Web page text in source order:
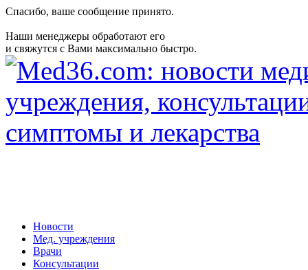
Спасибо, ваше сообщение принято.
Наши менеджеры обработают его
и свяжутся с Вами максимально быстро.
Новости
Мед. учреждения
Врачи
Консультации